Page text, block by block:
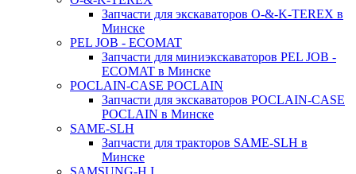
Запчасти для экскаваторов O-&-K-TEREX в
Минске
PEL JOB - ECOMAT
Запчасти для миниэкскаваторов PEL JOB -
ECOMAT в Минске
POCLAIN-CASE POCLAIN
Запчасти для экскаваторов POCLAIN-CASE
POCLAIN в Минске
SAME-SLH
Запчасти для тракторов SAME-SLH в
Минске
SAMSUNG-H.I.